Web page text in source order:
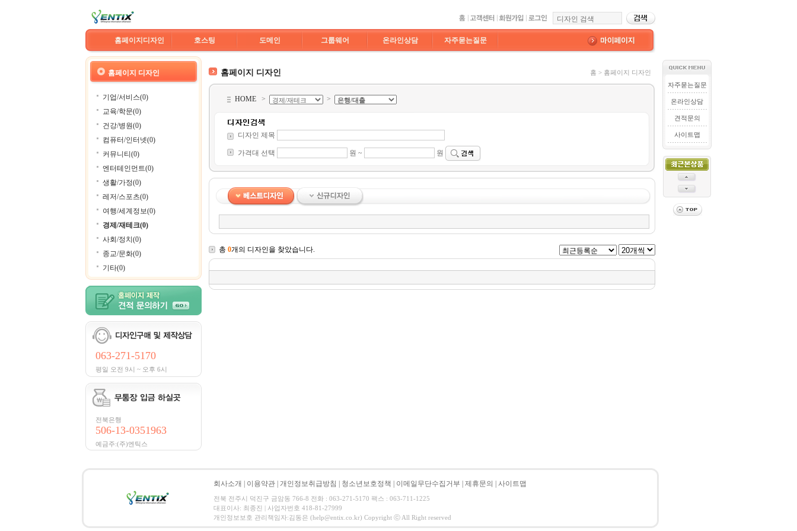
홈페이지디자인 호스팅 도메인 그룹웨어 온라인상담 자주묻는질문
홈페이지 디자인
기업/서비스(0)
교육/학문(0)
건강/병원(0)
컴퓨터/인터넷(0)
커뮤니티(0)
엔터테인먼트(0)
생활/가정(0)
레저/스포츠(0)
여행/세계정보(0)
경제/재테크(0)
사회/정치(0)
종교/문화(0)
기타(0)
063-271-5170
평일 오전 9시 ~ 오후 6시
전북은행
506-13-0351963
예금주:(주)엔틱스
홈페이지 디자인 홈 > 홈페이지 디자인
HOME > >
디자인 제목
가격대 선택 원 ~ 원
총 0개의 디자인을 찾았습니다.
자주묻는질문
온라인상담
견적문의
사이트맵
회사소개 이용약관 개인정보취급방침 청소년보호정책 이메일무단수집거부 제휴문의 사이트맵
전북 전주시 덕진구 금암동 766-8 전화 : 063-271-5170 팩스 : 063-711-1225
대표이사: 최종진 | 사업자번호 418-81-27999
개인정보보호 관리책임자:김동은 (help@entix.co.kr) Copyright ⓒ All Right reserved